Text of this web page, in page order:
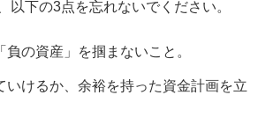
下の3点を忘れないでください。
の資産」を掴まないこと。
けるか、余裕を持った資金計画を立